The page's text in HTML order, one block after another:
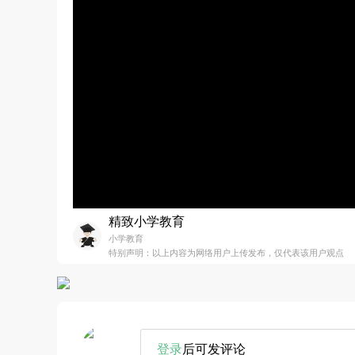
精致小学教育
小学教育
特别声明：以上内容为网络用户上传发布，仅代表该用户观点
登录后可发评论